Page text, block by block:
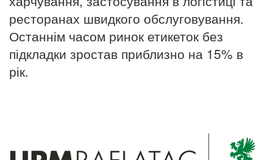
ресторанах швидкого обслуговування.
Останнім часом ринок етикеток без
підкладки зростав приблизно на 15% в
рік.